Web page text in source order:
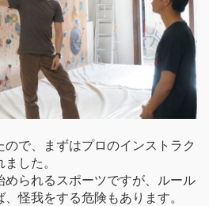
で、まずはプロのインストラク
した。
られるスポーツですが、ルール
怪我をする危険もあります。